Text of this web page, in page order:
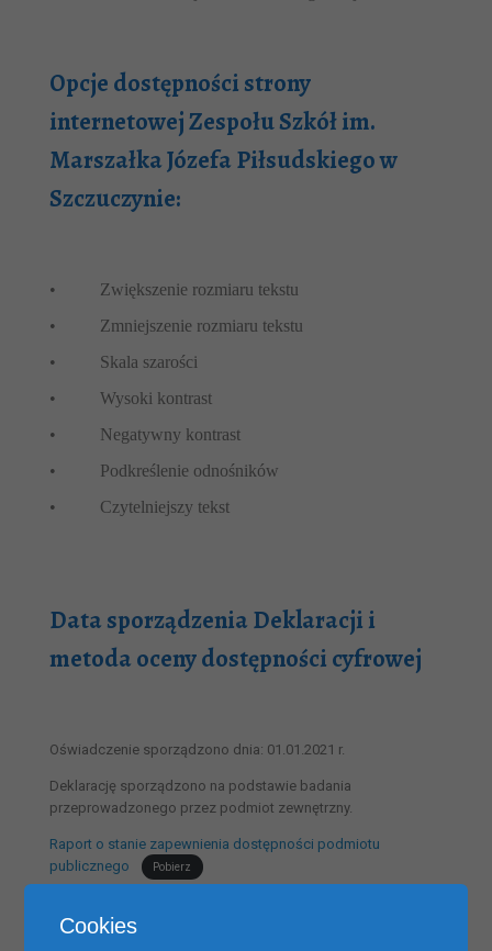
Opcje dostępności strony
internetowej Zespołu Szkół im.
Marszałka Józefa Piłsudskiego w
Szczuczynie:
•
Zwiększenie rozmiaru tekstu
•
Zmniejszenie rozmiaru tekstu
•
Skala szarości
•
Wysoki kontrast
•
Negatywny kontrast
•
Podkreślenie odnośników
•
Czytelniejszy tekst
Data sporządzenia Deklaracji i
metoda oceny dostępności cyfrowej
Oświadczenie sporządzono dnia: 01.01.2021 r.
Deklarację sporządzono na podstawie badania
przeprowadzonego przez podmiot zewnętrzny.
Raport o stanie zapewnienia dostępności podmiotu
publicznego
Pobierz
Cookies